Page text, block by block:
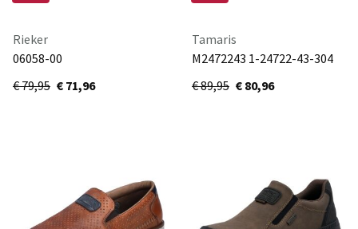
Rieker
06058-00
€ 79,95 € 71,96
Tamaris
M2472243 1-24722-43-304
mocca
€ 89,95 € 80,96